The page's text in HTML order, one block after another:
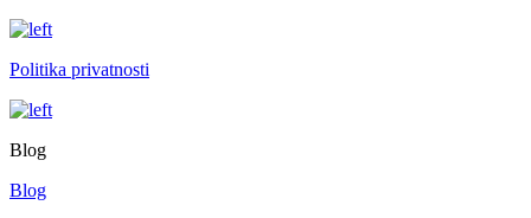
Politika privatnosti
Blog
Blog